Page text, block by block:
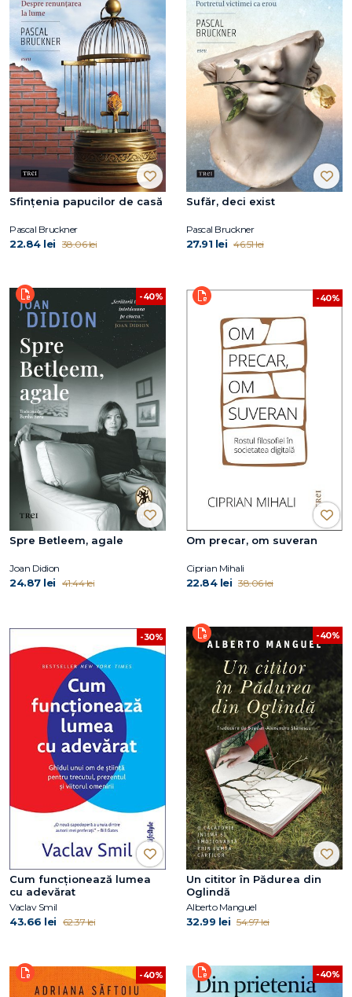
Sfințenia papucilor de casă
Pascal Bruckner
22.84 lei 38.06 lei
Sufăr, deci exist
Pascal Bruckner
27.91 lei 46.51 lei
-40%
Spre Betleem, agale
Joan Didion
24.87 lei 41.44 lei
-40%
Om precar, om suveran
Ciprian Mihali
22.84 lei 38.06 lei
-30%
Cum funcționează lumea
cu adevărat
Vaclav Smil
43.66 lei 62.37 lei
-40%
Un cititor în Pădurea din
Oglindă
Alberto Manguel
32.99 lei 54.97 lei
-40% -40%